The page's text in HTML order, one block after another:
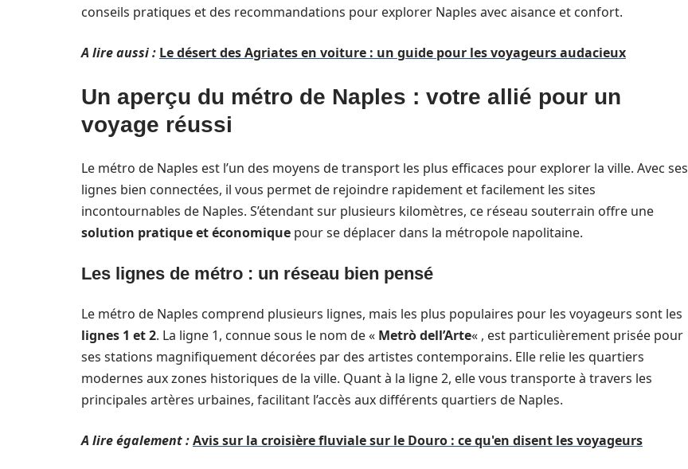
conseils pratiques et des recommandations pour explorer Naples avec aisance et confort.
A lire aussi : Le désert des Agriates en voiture : un guide pour les voyageurs audacieux
Un aperçu du métro de Naples : votre allié pour un
voyage réussi
Le métro de Naples est l’un des moyens de transport les plus efficaces pour explorer la ville. Avec ses
lignes bien connectées, il vous permet de rejoindre rapidement et facilement les sites
incontournables de Naples. S’étendant sur plusieurs kilomètres, ce réseau souterrain offre une
solution pratique et économique pour se déplacer dans la métropole napolitaine.
Les lignes de métro : un réseau bien pensé
Le métro de Naples comprend plusieurs lignes, mais les plus populaires pour les voyageurs sont les
lignes 1 et 2. La ligne 1, connue sous le nom de « Metrò dell’Arte« , est particulièrement prisée pour
ses stations magnifiquement décorées par des artistes contemporains. Elle relie les quartiers
modernes aux zones historiques de la ville. Quant à la ligne 2, elle vous transporte à travers les
principales artères urbaines, facilitant l’accès aux différents quartiers de Naples.
A lire également :Avis sur la croisière fluviale sur le Douro : ce qu'en disent les voyageurs